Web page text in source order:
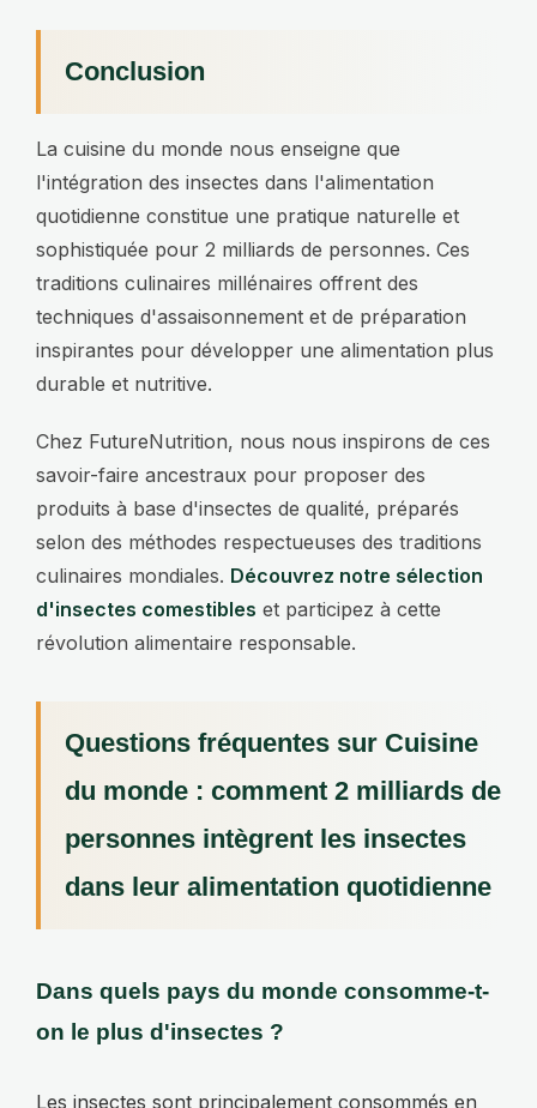
Conclusion
La cuisine du monde nous enseigne que
l'intégration des insectes dans l'alimentation
quotidienne constitue une pratique naturelle et
sophistiquée pour 2 milliards de personnes. Ces
traditions culinaires millénaires offrent des
techniques d'assaisonnement et de préparation
inspirantes pour développer une alimentation plus
durable et nutritive.
Chez FutureNutrition, nous nous inspirons de ces
savoir-faire ancestraux pour proposer des
produits à base d'insectes de qualité, préparés
selon des méthodes respectueuses des traditions
culinaires mondiales. Découvrez notre sélection
d'insectes comestibles et participez à cette
révolution alimentaire responsable.
Questions fréquentes sur Cuisine
du monde : comment 2 milliards de
personnes intègrent les insectes
dans leur alimentation quotidienne
Dans quels pays du monde consomme-t-
on le plus d'insectes ?
Les insectes sont principalement consommés en